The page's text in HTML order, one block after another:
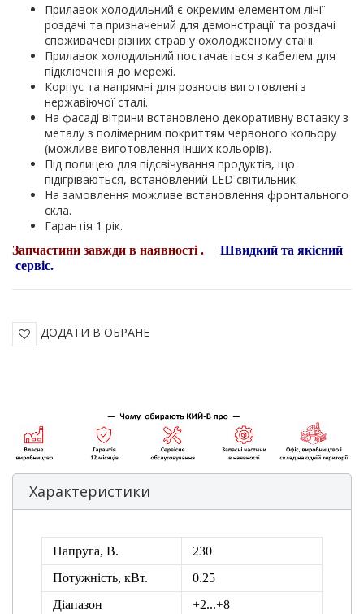
Прилавок холодильний є окремим елементом лінії
роздачі та призначений для демонстрації та роздачі
споживачеві різних страв у охолодженому стані.
Прилавок холодильний постачається з кабелем для
підключення до мережі.
Корпус та напрямні для розносів виготовлені з
нержавіючої сталі.
На фасаді вітрини встановлено декоративну вставку з
металу з полімерним покриттям червоного кольору
(можливе виготовлення інших кольорів).
Під полицею для підсвічування продуктів, що
підігріваються, встановлений LED світильник.
На замовлення можливе встановлення фронтального
скла.
Гарантія 1 рік.
Запчастини завжди в наявності .
Швидкий та якісний
сервіс.
ДОДАТИ В ОБРАНЕ
Характеристики
Напруга, В.
230
Потужність, кВт.
0.25
Діапазон
+2...+8